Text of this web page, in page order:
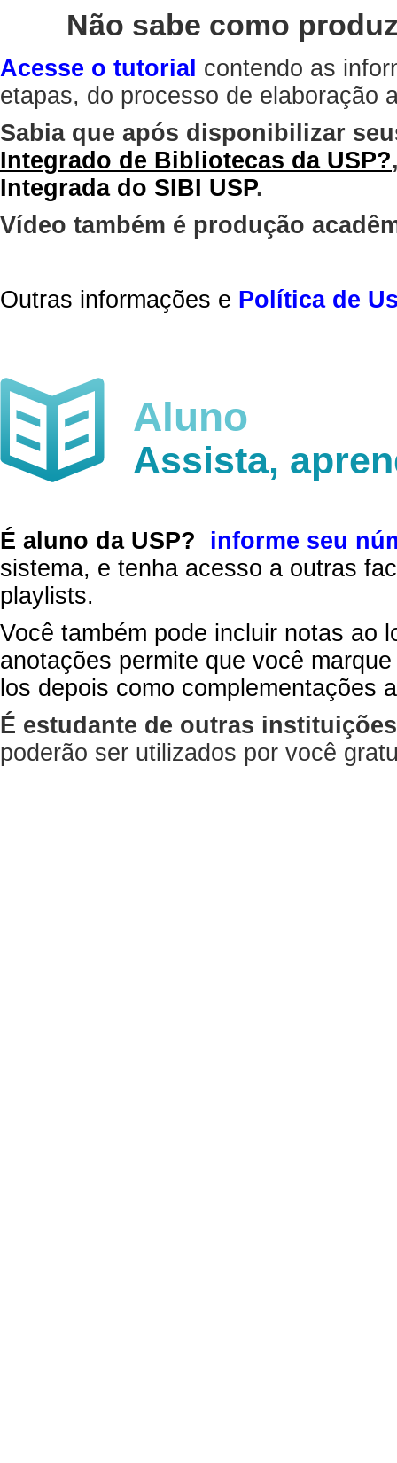
Não sabe como
Acesse o tutorial contendo as
etapas, do processo de elaboração
Sabia que após disponibilizar
Integrado de Bibliotecas da USP?
Integrada do SIBI USP.
Vídeo também é produção
Outras informações e Política de
Aluno
Assista,
É aluno da USP?
informe seu
sistema, e tenha acesso a outras
playlists.
Você também pode incluir notas ao
anotações permite que você
los depois como complementações
É estudante de outras
poderão ser utilizados por você